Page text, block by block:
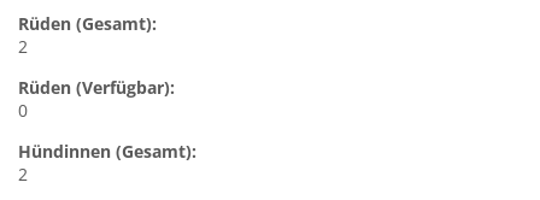
Rüden (Gesamt):
2
Rüden (Verfügbar):
0
Hündinnen (Gesamt):
2